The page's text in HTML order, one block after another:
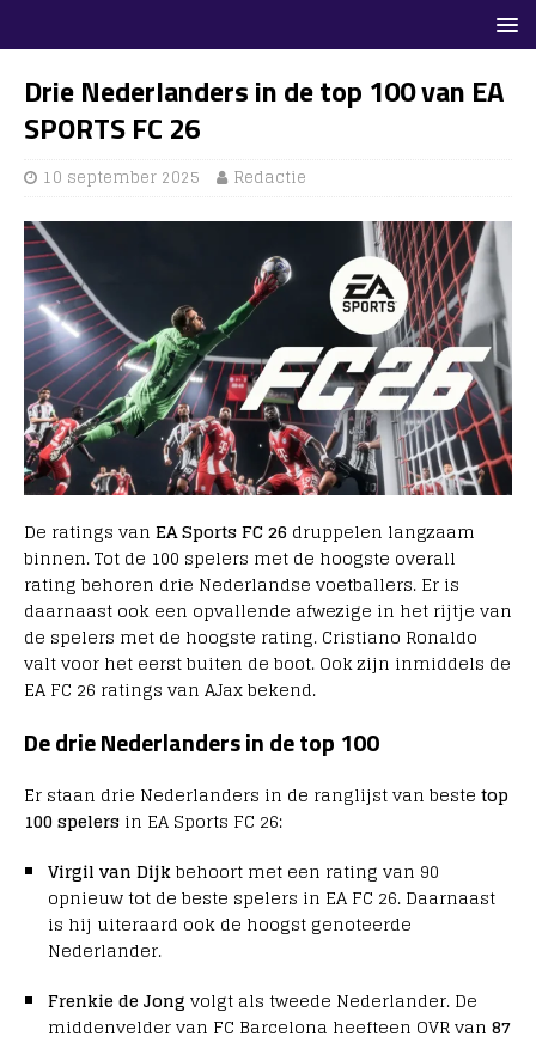
Drie Nederlanders in de top 100 van EA
SPORTS FC 26
10 september 2025 Redactie
De ratings van EA Sports FC 26 druppelen langzaam
binnen. Tot de 100 spelers met de hoogste overall
rating behoren drie Nederlandse voetballers. Er is
daarnaast ook een opvallende afwezige in het rijtje van
de spelers met de hoogste rating. Cristiano Ronaldo
valt voor het eerst buiten de boot. Ook zijn inmiddels de
EA FC 26 ratings van AJax bekend.
De drie Nederlanders in de top 100
Er staan drie Nederlanders in de ranglijst van beste top
100 spelers in EA Sports FC 26:
Virgil van Dijkbehoort met een rating van 90
opnieuw tot de beste spelers in EA FC 26. Daarnaast
is hij uiteraard ook de hoogst genoteerde
Nederlander.
Frenkie de Jong volgt als tweede Nederlander. De
middenvelder van FC Barcelona heefteen OVR van 87